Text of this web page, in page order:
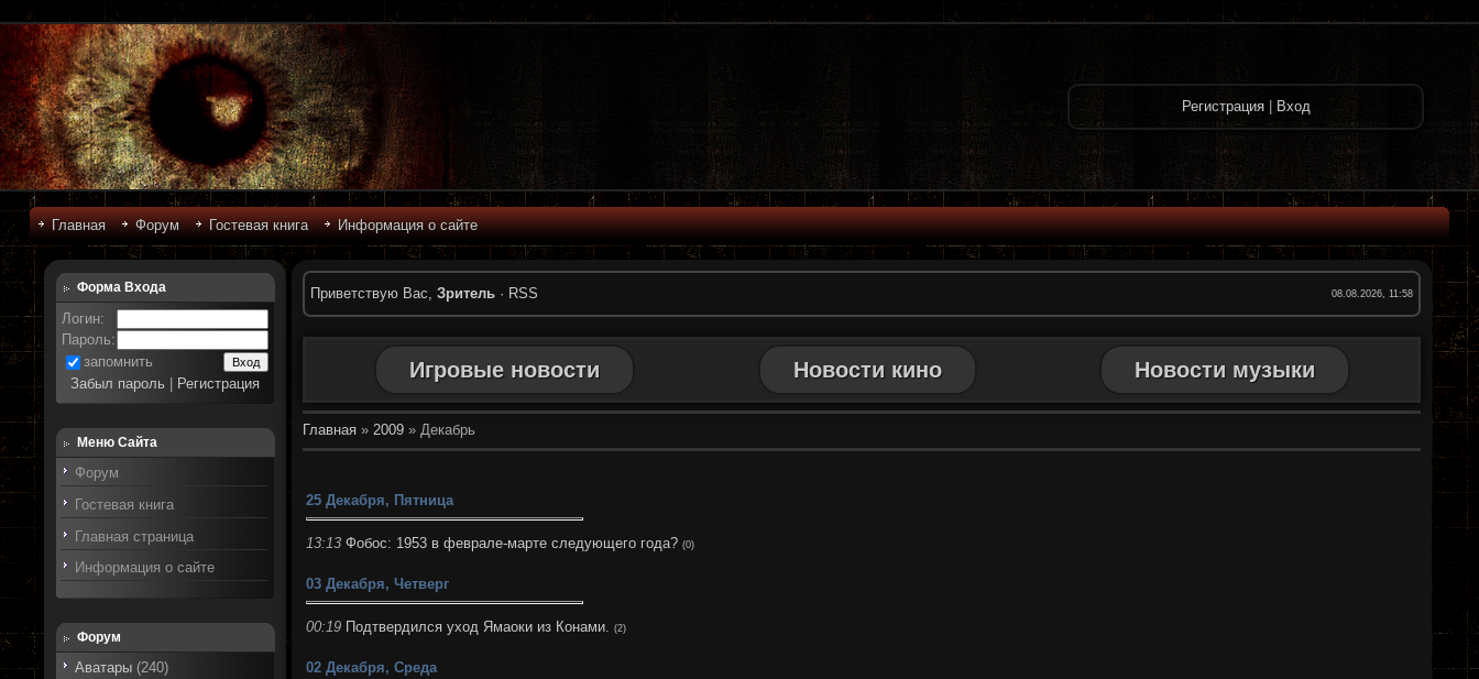
Регистрация| Вход
Главная Форум Гостевая книга Информация о сайте
Форма Входа
Логин:
Пароль:
запомнить
Забыл пароль
Регистрация
Меню Сайта
Форум
Гостевая книга
Главная страница
Информация о сайте
Форум
Аватары (240)
Приветствую Вас, Зритель· RSS 08.08.2026, 11:58
Игровые новости Новости кино Новости музыки
Главная» 2009 » Декабрь
25 Декабря, Пятница
13:13 Фобос: 1953 в феврале-марте следующего года? (0)
03 Декабря, Четверг
00:19 Подтвердился уход Ямаоки из Конами. (2)
02 Декабря, Среда